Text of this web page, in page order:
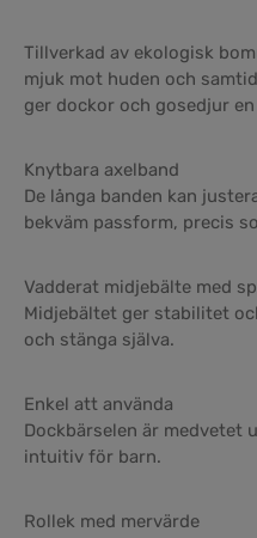
Tillverkad av ekologisk
mjuk mot huden och
ger dockor och gosedjur
Knytbara axelband
De långa banden kan
bekväm passform, precis
Vadderat midjebälte med
Midjebältet ger stabilitet
och stänga själva.
Enkel att använda
Dockbärselen är medvetet
intuitiv för barn.
Rollek med mervärde